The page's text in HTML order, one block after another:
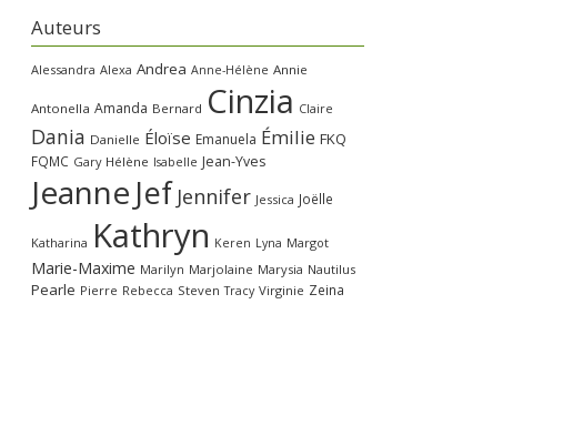
Auteurs
Alessandra Alexa Andrea Anne-Hélène Annie
Antonella Amanda Bernard Cinzia Claire
Dania Danielle Éloïse Emanuela Émilie FKQ
FQMC Gary Hélène Isabelle Jean-Yves
Jeanne Jef Jennifer Jessica Joëlle
Katharina Kathryn Keren Lyna Margot
Marie-Maxime Marilyn Marjolaine Marysia Nautilus
Pearle Pierre Rebecca Steven Tracy Virginie Zeina